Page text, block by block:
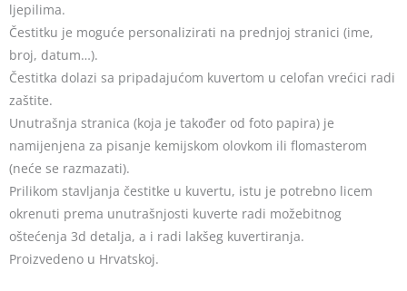
ljepilima.
Čestitku je moguće personalizirati na prednjoj stranici (ime,
broj, datum…).
Čestitka dolazi sa pripadajućom kuvertom u celofan vrećici radi
zaštite.
Unutrašnja stranica (koja je također od foto papira) je
namijenjena za pisanje kemijskom olovkom ili flomasterom
(neće se razmazati).
Prilikom stavljanja čestitke u kuvertu, istu je potrebno licem
okrenuti prema unutrašnjosti kuverte radi možebitnog
oštećenja 3d detalja, a i radi lakšeg kuvertiranja.
Proizvedeno u Hrvatskoj.